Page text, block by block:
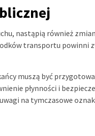
nastąpią również
transportu powinni
muszą być
płynności i
na tymczasowe